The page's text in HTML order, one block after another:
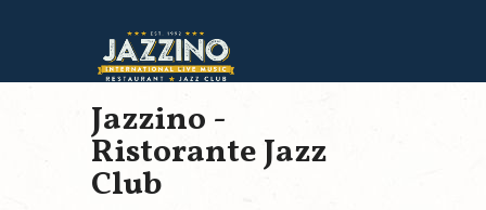
Jazzino -
Ristorante Jazz
Club